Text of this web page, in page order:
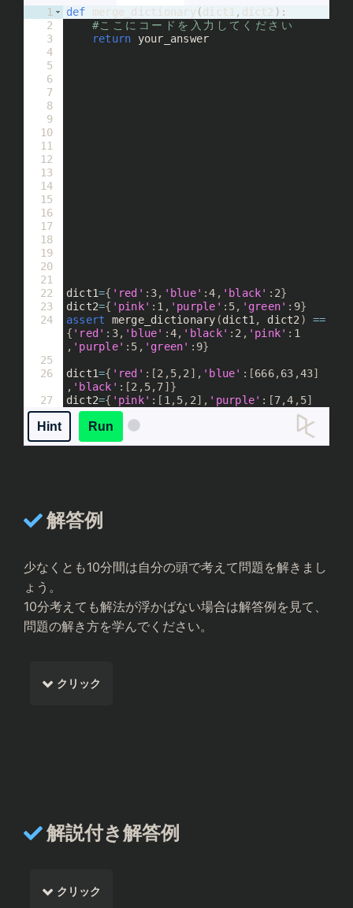
1
2
3
4
5
6
7
8
9
10
11
12
13
14
15
16
17
18
19
20
21
22
23
24
25
26
27
def merge_dictionary (dict1 , dict2 ) :
#こ こ に コ ー ド を 入 力 し て く だ さ い
return
your_answer
dict1={ 'red' : 3, 'blue' :4 , 'black' : 2}
dict2={ 'pink' : 1 , 'purple' : 5, 'green' : 9}
assert
merge_dictionary (dict1, dict2)
==
{ 'red' : 3, 'blue' :4, 'black' : 2 , 'pink' : 1
, 'purple' : 5 , 'green' : 9}
dict1={ 'red' : [2 ,5,2] , 'blue' : [666,63 ,43]
, 'black' : [2 ,5,7]}
dict2={ 'pink' : [ 1,5, 2] , 'purple' : [7,4 ,5]
,
'green':
Hint Run
解答例
少なくとも10分間は自分の頭で考えて問題を解きまし
ょう。
10分考えても解法が浮かばない場合は解答例を見て、
問題の解き方を学んでください。
クリック
解説付き解答例
クリック